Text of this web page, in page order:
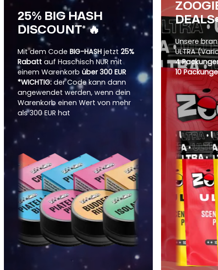
25% BIG HASH
DISCOUNT* 🔥
Mit dem CodeBIG-HASHjetzt25%
Rabatt auf Haschisch NUR mit
einem Warenkorbüber 300 EUR
*WICHTIG: der Code kann dann
angewendet werden, wenn dein
Warenkorb einen Wert von mehr
als 300 EUR hat
Unsere
ULTRA
4
10